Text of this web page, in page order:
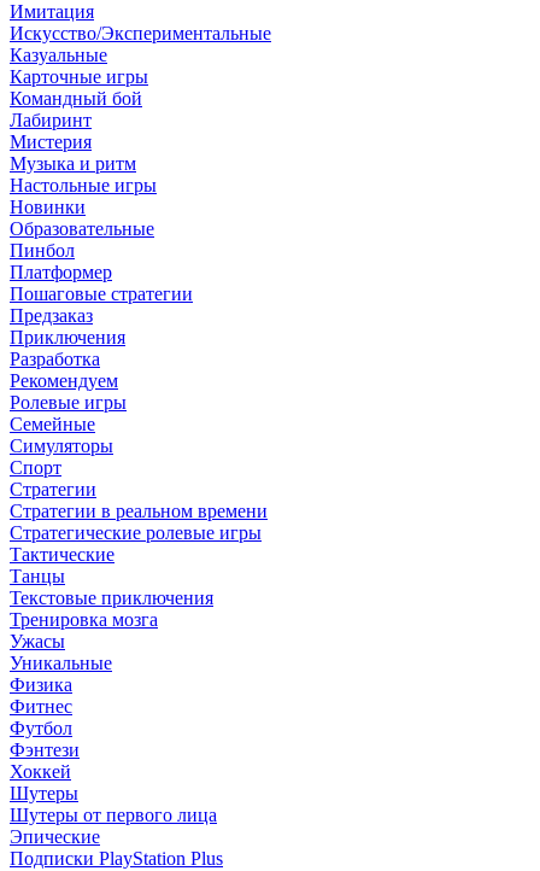
Имитация
Искусство/Экспериментальные
Казуальные
Карточные игры
Командный бой
Лабиринт
Мистерия
Музыка и ритм
Настольные игры
Новинки
Образовательные
Пинбол
Платформер
Пошаговые стратегии
Предзаказ
Приключения
Разработка
Рекомендуем
Ролевые игры
Семейные
Симуляторы
Спорт
Стратегии
Стратегии в реальном времени
Стратегические ролевые игры
Тактические
Танцы
Текстовые приключения
Тренировка мозга
Ужасы
Уникальные
Физика
Фитнес
Футбол
Фэнтези
Хоккей
Шутеры
Шутеры от первого лица
Эпические
Подписки PlayStation Plus